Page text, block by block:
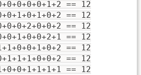
== 12
== 12
== 12
== 12
== 12
== 12
== 12